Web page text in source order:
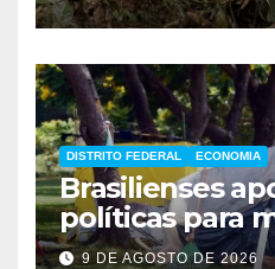
DISTRITO FEDERAL ECONOMIA
Brasilienses
políticas para
rua9 DE AGOSTO DE 2026